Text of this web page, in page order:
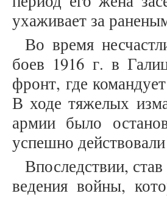
ухаживает за
Во время
боев 1916 г. в
фронт, где
В ходе тяжелых
армии было
успешно
Впоследствии,
ведения войны,